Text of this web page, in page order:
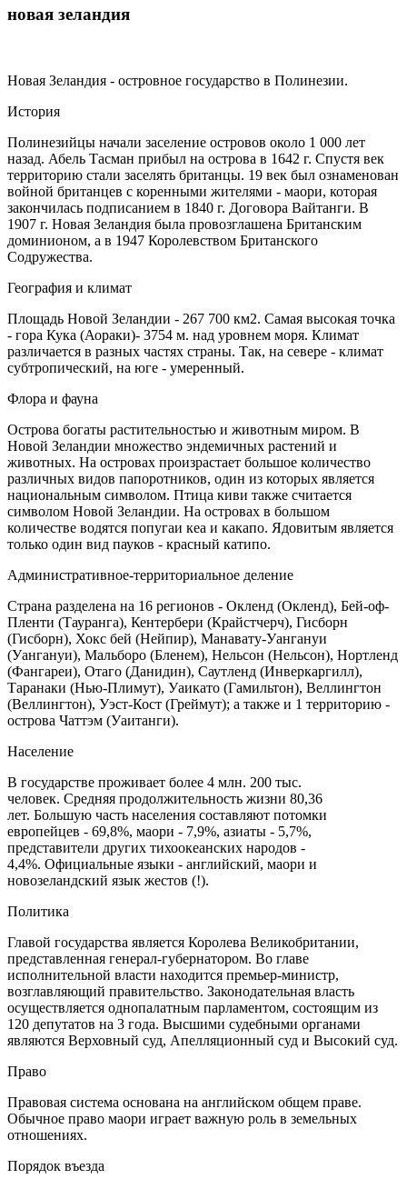
новая зеландия
Новая Зеландия - островное государство в Полинезии.
История
Полинезийцы начали заселение островов около 1 000 лет
назад. Абель Тасман прибыл на острова в 1642 г. Спустя век
территорию стали заселять британцы. 19 век был ознаменован
войной британцев с коренными жителями - маори, которая
закончилась подписанием в 1840 г. Договора Вайтанги. В
1907 г. Новая Зеландия была провозглашена Британским
доминионом, а в 1947 Королевством Британского
Содружества.
География и климат
Площадь Новой Зеландии - 267 700 км2. Самая высокая точка
- гора Кука (Аораки)- 3754 м. над уровнем моря. Климат
различается в разных частях страны. Так, на севере - климат
субтропический, на юге - умеренный.
Флора и фауна
Острова богаты растительностью и животным миром. В
Новой Зеландии множество эндемичных растений и
животных. На островах произрастает большое количество
различных видов папоротников, один из которых является
национальным символом. Птица киви также считается
символом Новой Зеландии. На островах в большом
количестве водятся попугаи кеа и какапо. Ядовитым является
только один вид пауков - красный катипо.
Административное-территориальное деление
Страна разделена на 16 регионов - Окленд (Окленд), Бей-оф-
Пленти (Тауранга), Кентербери (Крайстчерч), Гисборн
(Гисборн), Хокс бей (Нейпир), Манавату-Уангануи
(Уангануи), Мальборо (Бленем), Нельсон (Нельсон), Нортленд
(Фангареи), Отаго (Данидин), Саутленд (Инверкаргилл),
Таранаки (Нью-Плимут), Уаикато (Гамильтон), Веллингтон
(Веллингтон), Уэст-Кост (Греймут); а также и 1 территорию -
острова Чаттэм (Уаитанги).
Население
В государстве проживает более 4 млн. 200 тыс.
человек. Средняя продолжительность жизни 80,36
лет. Большую часть населения составляют потомки
европейцев - 69,8%, маори - 7,9%, азиаты - 5,7%,
представители других тихоокеанских народов -
4,4%. Официальные языки - английский, маори и
новозеландский язык жестов (!).
Политика
Главой государства является Королева Великобритании,
представленная генерал-губернатором. Во главе
исполнительной власти находится премьер-министр,
возглавляющий правительство. Законодательная власть
осуществляется однопалатным парламентом, состоящим из
120 депутатов на 3 года. Высшими судебными органами
являются Верховный суд, Апелляционный суд и Высокий суд.
Право
Правовая система основана на английском общем праве.
Обычное право маори играет важную роль в земельных
отношениях.
Порядок въезда